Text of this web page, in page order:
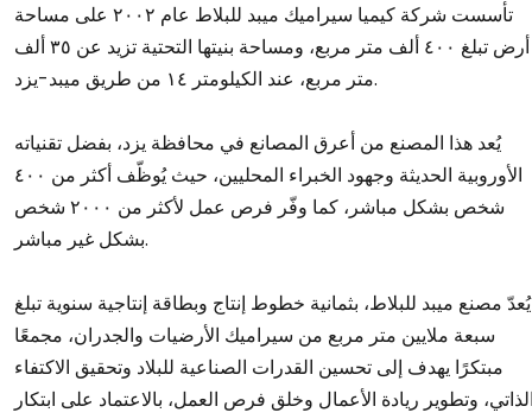
تأسست شركة كيميا سيراميك ميبد للبلاط عام ٢٠٠٢ على مساحة
أرض تبلغ ٤٠٠ ألف متر مربع، ومساحة بنيتها التحتية تزيد عن ٣٥ ألف
متر مربع، عند الكيلومتر ١٤ من طريق ميبد-يزد.
يُعد هذا المصنع من أعرق المصانع في محافظة يزد، بفضل تقنياته
الأوروبية الحديثة وجهود الخبراء المحليين، حيث يُوظّف أكثر من ٤٠٠
شخص بشكل مباشر، كما وفّر فرص عمل لأكثر من ٢٠٠٠ شخص
بشكل غير مباشر.
يُعدّ مصنع ميبد للبلاط، بثمانية خطوط إنتاج وبطاقة إنتاجية سنوية تبلغ
سبعة ملايين متر مربع من سيراميك الأرضيات والجدران، مجمعًا
مبتكرًا يهدف إلى تحسين القدرات الصناعية للبلاد وتحقيق الاكتفاء
وتطوير ريادة الأعمال وخلق فرص العمل، بالاعتماد على ابتكار